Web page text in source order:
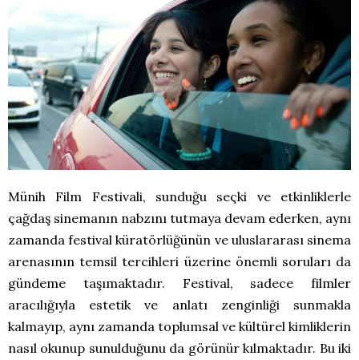
Münih Film Festivali, sunduğu seçki ve etkinliklerle
çağdaş sinemanın nabzını tutmaya devam ederken, aynı
zamanda festival küratörlüğünün ve uluslararası sinema
arenasının temsil tercihleri üzerine önemli soruları da
gündeme taşımaktadır. Festival, sadece filmler
aracılığıyla estetik ve anlatı zenginliği sunmakla
kalmayıp, aynı zamanda toplumsal ve kültürel kimliklerin
nasıl okunup sunulduğunu da görünür kılmaktadır. Bu iki